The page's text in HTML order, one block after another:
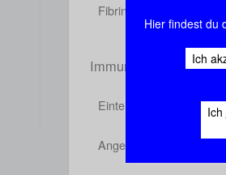
Hier findest du
Ich
Ich
Fibrinolyse
Immunsystem
Einteilung und Organe
Angeborene